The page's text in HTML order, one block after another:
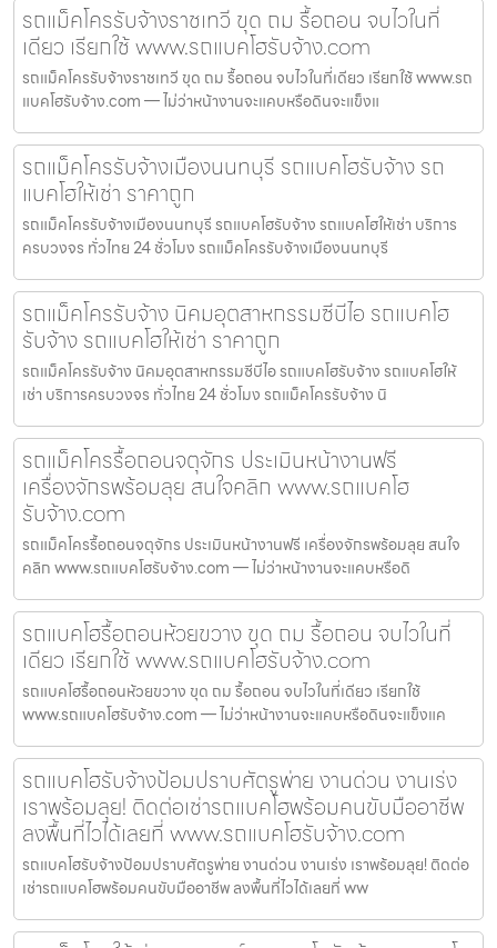
รถแม็คโครรับจ้างราชเทวี ขุด ถม รื้อถอน จบไวในที่
เดียว เรียกใช้ www.รถแบคโฮรับจ้าง.com
รถแม็คโครรับจ้างราชเทวี ขุด ถม รื้อถอน จบไวในที่เดียว เรียกใช้ www.รถ
แบคโฮรับจ้าง.com — ไม่ว่าหน้างานจะแคบหรือดินจะแข็งแ
รถแม็คโครรับจ้างเมืองนนทบุรี รถแบคโฮรับจ้าง รถ
แบคโฮให้เช่า ราคาถูก
รถแม็คโครรับจ้างเมืองนนทบุรี รถแบคโฮรับจ้าง รถแบคโฮให้เช่า บริการ
ครบวงจร ทั่วไทย 24 ชั่วโมง รถแม็คโครรับจ้างเมืองนนทบุรี
รถแม็คโครรับจ้าง นิคมอุตสาหกรรมซีบีไอ รถแบคโฮ
รับจ้าง รถแบคโฮให้เช่า ราคาถูก
รถแม็คโครรับจ้าง นิคมอุตสาหกรรมซีบีไอ รถแบคโฮรับจ้าง รถแบคโฮให้
เช่า บริการครบวงจร ทั่วไทย 24 ชั่วโมง รถแม็คโครรับจ้าง นิ
รถแม็คโครรื้อถอนจตุจักร ประเมินหน้างานฟรี
เครื่องจักรพร้อมลุย สนใจคลิก www.รถแบคโฮ
รับจ้าง.com
รถแม็คโครรื้อถอนจตุจักร ประเมินหน้างานฟรี เครื่องจักรพร้อมลุย สนใจ
คลิก www.รถแบคโฮรับจ้าง.com — ไม่ว่าหน้างานจะแคบหรือดิ
รถแบคโฮรื้อถอนห้วยขวาง ขุด ถม รื้อถอน จบไวในที่
เดียว เรียกใช้ www.รถแบคโฮรับจ้าง.com
รถแบคโฮรื้อถอนห้วยขวาง ขุด ถม รื้อถอน จบไวในที่เดียว เรียกใช้
www.รถแบคโฮรับจ้าง.com — ไม่ว่าหน้างานจะแคบหรือดินจะแข็งแค
รถแบคโฮรับจ้างป้อมปราบศัตรูพ่าย งานด่วน งานเร่ง
เราพร้อมลุย! ติดต่อเช่ารถแบคโฮพร้อมคนขับมืออาชีพ
ลงพื้นที่ไวได้เลยที่ www.รถแบคโฮรับจ้าง.com
รถแบคโฮรับจ้างป้อมปราบศัตรูพ่าย งานด่วน งานเร่ง เราพร้อมลุย! ติดต่อ
เช่ารถแบคโฮพร้อมคนขับมืออาชีพ ลงพื้นที่ไวได้เลยที่ ww